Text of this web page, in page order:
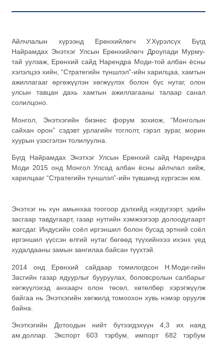
Айлчлалын хүрээнд Ерөнхийлөгч У.Хүрэлсүх Бүгд
Найрамдах Энэтхэг Улсын Ерөнхийлөгч Дроупади Мурму-
тай уулзаж, Ерөнхий сайд Нарендра Моди-той албан ёсны
хэлэлцээ хийн, “Стратегийн түншлэл”-ийн харилцаа, хамтын
ажиллагааг өргөжүүлэн хөгжүүлэх болон бүс нутаг, олон
улсын тавцан дахь хамтын ажиллагааны талаар санал
солилцоно.
Монгол, Энэтхэгийн бизнес форум зохиож, “Монголын
сайхан орон” сэдэвт урлагийн тоглолт, гэрэл зураг, морин
хуурын үзэсгэлэн толилуулна.
Бүгд Найрамдах Энэтхэг Улсын Ерөнхий сайд Нарендра
Моди 2015 онд Монгол Улсад албан ёсны айлчлал хийж,
харилцааг “Стратегийн түншлэл”-ийн түвшинд хүргэсэн юм.
Энэтхэг нь хүн амынхаа тоогоор дэлхийд нэгдүгээрт, эдийн
засгаар тавдугаарт, газар нутгийн хэмжээгээр долоодугаарт
жагсдаг. Индусийн соёл иргэншил болон бусад эртний соёл
иргэншил үүссэн өлгий нутаг бөгөөд түүхийнхээ ихэнх үед
худалдааны замын зангилаа байсан түүхтэй.
2014 онд Ерөнхий сайдаар томилогдсон Н.Моди-гийн
Засгийн газар ядуурлыг бууруулах, боловсролын салбарыг
хөгжүүлэхэд анхаарч олон төсөл, хөтөлбөр хэрэгжүүлж
байгаа нь Энэтхэгийн хөгжилд томоохон хувь нэмэр оруулж
байна.
Энэтхэгийн Дотоодын нийт бүтээгдэхүүн 4,3 их наяд
ам.доллар. Экспорт 603 тэрбум, импорт 682 тэрбум